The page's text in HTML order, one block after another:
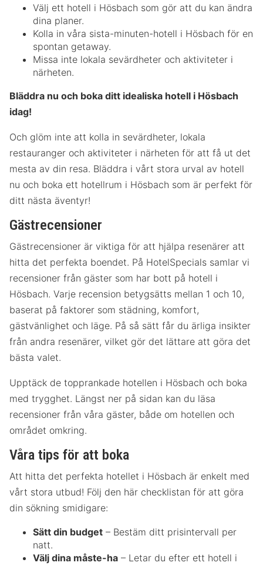
Välj ett hotell i Hösbach som gör att du kan ändra
dina planer.
Kolla in våra sista-minuten-hotell i Hösbach för en
spontan getaway.
Missa inte lokala sevärdheter och aktiviteter i
närheten.
Bläddra nu och boka ditt idealiska hotell i Hösbach
idag!
Och glöm inte att kolla in sevärdheter, lokala
restauranger och aktiviteter i närheten för att få ut det
mesta av din resa. Bläddra i vårt stora urval av hotell
nu och boka ett hotellrum i Hösbach som är perfekt för
ditt nästa äventyr!
Gästrecensioner
Gästrecensioner är viktiga för att hjälpa resenärer att
hitta det perfekta boendet. På HotelSpecials samlar vi
recensioner från gäster som har bott på hotell i
Hösbach. Varje recension betygsätts mellan 1 och 10,
baserat på faktorer som städning, komfort,
gästvänlighet och läge. På så sätt får du ärliga insikter
från andra resenärer, vilket gör det lättare att göra det
bästa valet.
Upptäck de topprankade hotellen i Hösbach och boka
med trygghet. Längst ner på sidan kan du läsa
recensioner från våra gäster, både om hotellen och
området omkring.
Våra tips för att boka
Att hitta det perfekta hotellet i Hösbach är enkelt med
vårt stora utbud! Följ den här checklistan för att göra
din sökning smidigare:
Sätt din budget – Bestäm ditt prisintervall per
natt.
Välj dina måste-ha – Letar du efter ett hotell i